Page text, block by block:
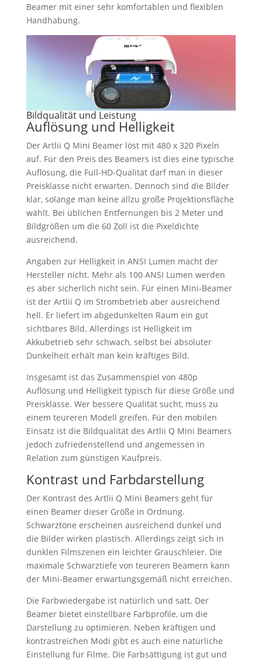
Beamer mit einer sehr komfortablen und flexiblen
Handhabung.
Bildqualität und Leistung
Auflösung und Helligkeit
Der Artlii Q Mini Beamer löst mit 480 x 320 Pixeln
auf. Für den Preis des Beamers ist dies eine typische
Auflösung, die Full-HD-Qualität darf man in dieser
Preisklasse nicht erwarten. Dennoch sind die Bilder
klar, solange man keine allzu große Projektionsfläche
wählt. Bei üblichen Entfernungen bis 2 Meter und
Bildgrößen um die 60 Zoll ist die Pixeldichte
ausreichend.
Angaben zur Helligkeit in ANSI Lumen macht der
Hersteller nicht. Mehr als 100 ANSI Lumen werden
es aber sicherlich nicht sein. Für einen Mini-Beamer
ist der Artlii Q im Strombetrieb aber ausreichend
hell. Er liefert im abgedunkelten Raum ein gut
sichtbares Bild. Allerdings ist Helligkeit im
Akkubetrieb sehr schwach, selbst bei absoluter
Dunkelheit erhält man kein kräftiges Bild.
Insgesamt ist das Zusammenspiel von 480p
Auflösung und Helligkeit typisch für diese Größe und
Preisklasse. Wer bessere Qualität sucht, muss zu
einem teureren Modell greifen. Für den mobilen
Einsatz ist die Bildqualität des Artlii Q Mini Beamers
jedoch zufriedenstellend und angemessen in
Relation zum günstigen Kaufpreis.
Kontrast und Farbdarstellung
Der Kontrast des Artlii Q Mini Beamers geht für
einen Beamer dieser Größe in Ordnung.
Schwarztöne erscheinen ausreichend dunkel und
die Bilder wirken plastisch. Allerdings zeigt sich in
dunklen Filmszenen ein leichter Grauschleier. Die
maximale Schwarztiefe von teureren Beamern kann
der Mini-Beamer erwartungsgemäß nicht erreichen.
Die Farbwiedergabe ist natürlich und satt. Der
Beamer bietet einstellbare Farbprofile, um die
Darstellung zu optimieren. Neben kräftigen und
kontrastreichen Modi gibt es auch eine natürliche
Einstellung für Filme. Die Farbsättigung ist gut und